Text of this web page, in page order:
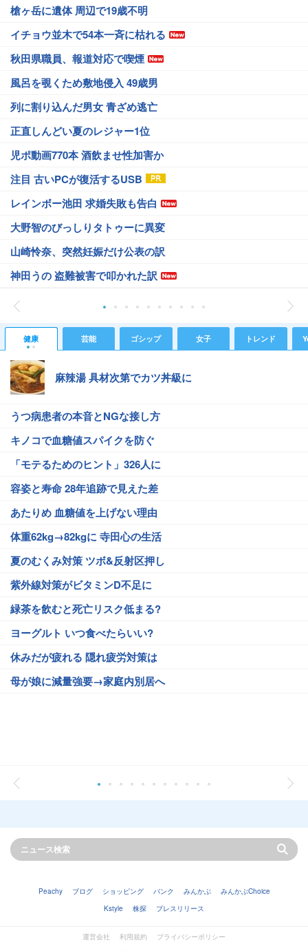
槍ヶ岳に遺体 周辺で19歳不明
イチョウ並木で54本一斉に枯れる
秋田県職員、報道対応で喫煙
風呂を覗くため敷地侵入 49歳男
列に割り込んだ男女 青ざめ逃亡
正直しんどい夏のレジャー1位
児ポ動画770本 酒飲ませ性加害か
注目 古いPCが復活するUSB
レインボー池田 求婚失敗も告白
大野智のびっしりタトゥーに異変
山崎怜奈、突然妊娠だけ公表の訳
神田うの 盗難被害で叩かれた訳
健康 芸能 ゴシップ 女子 トレンド
麻辣湯 具材次第でカツ丼級に
うつ病患者の本音とNGな接し方
キノコで血糖値スパイクを防ぐ
「モテるためのヒント」326人に
容姿と寿命 28年追跡で見えた差
あたりめ 血糖値を上げない理由
体重62kg→82kgに 寺田心の生活
夏のむくみ対策 ツボ&反射区押し
紫外線対策がビタミンD不足に
緑茶を飲むと死亡リスク低まる?
ヨーグルト いつ食べたらいい?
休みだが疲れる 隠れ疲労対策は
母が娘に減量強要→家庭内別居へ
Peachy ブログ ショッピング バンク みんかぶ
みんかぶChoice
Kstyle
株探 プレスリリース
運営会社 利用規約
プライバシーポリシー